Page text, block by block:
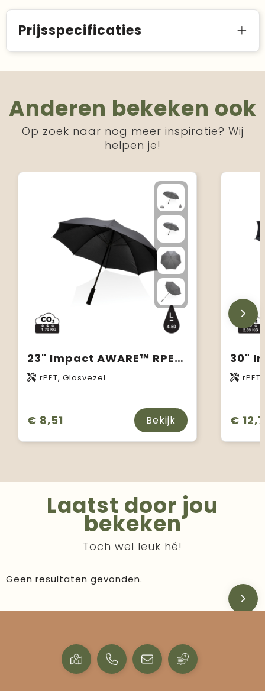
Prijsspecificaties
Anderen bekeken ook
Op zoek naar nog meer inspiratie? Wij
helpen je!
23" Impact AWARE™ RPET 190T storm proof paraplu
rPET, Glasvezel
€ 8,51 Bekijk €
Laatst door jou
bekeken
Toch wel leuk hé!
Geen resultaten gevonden.